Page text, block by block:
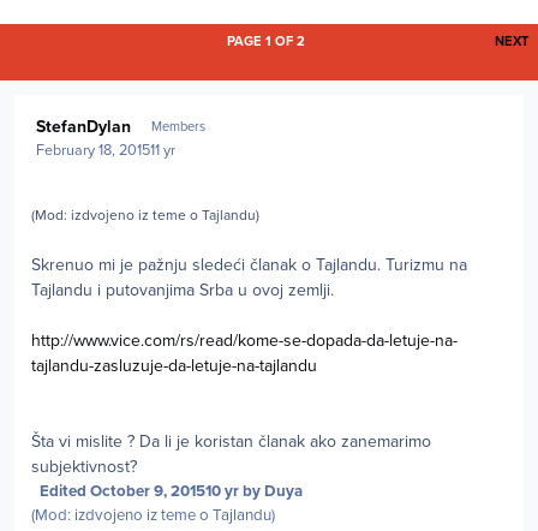
NEXT
PAGE 1 OF 2
StefanDylan Members
February 18, 201511 yr
(Mod: izdvojeno iz teme o Tajlandu)
Skrenuo mi je pažnju sledeći članak o Tajlandu. Turizmu na
Tajlandu i putovanjima Srba u ovoj zemlji.
http://www.vice.com/rs/read/kome-se-dopada-da-letuje-na-
tajlandu-zasluzuje-da-letuje-na-tajlandu
Šta vi mislite ? Da li je koristan članak ako zanemarimo
subjektivnost?
Edited October 9, 201510 yrby Duya
(Mod: izdvojeno iz teme o Tajlandu)